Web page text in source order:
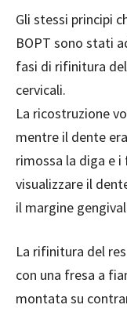
Gli stessi principi
BOPT sono stati
fasi di rifinitura
cervicali.
La ricostruzione
mentre il dente
rimossa la diga e
visualizzare il
il margine
La rifinitura del
con una fresa a
montata su